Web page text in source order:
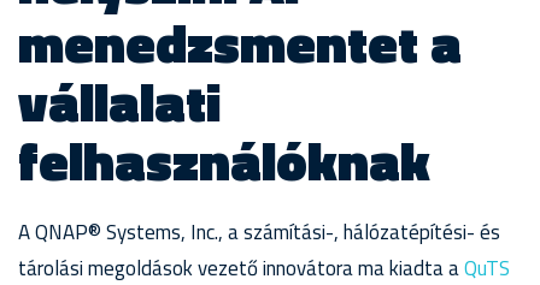
menedzsmentet a
vállalati
felhasználóknak
A QNAP® Systems, Inc., a számítási-, hálózatépítési- és
tárolási megoldások vezető innovátora ma kiadta aQuTS